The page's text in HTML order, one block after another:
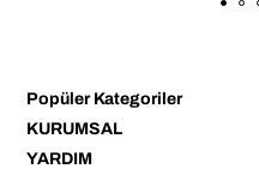
Popüler Kategoriler
KURUMSAL
YARDIM